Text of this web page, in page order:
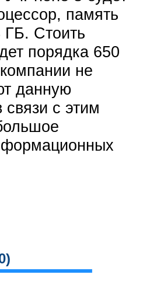
память
ГБ. Стоить
порядка 650
не
данную
связи с этим
)